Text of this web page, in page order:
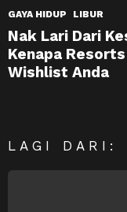
GAYA HIDUP LIBUR
Nak Lari Dari
Kenapa
Wishlist Anda
LAGI DARI: